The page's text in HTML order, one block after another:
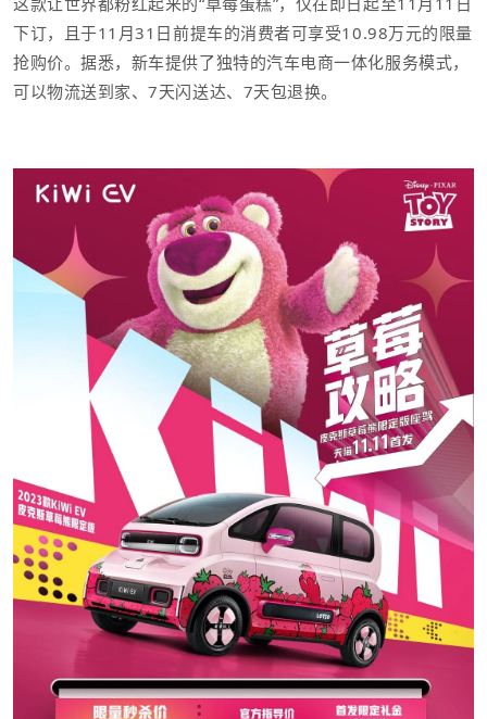
下订，且于11月31日前提车的消费者可享受10.98万元的限量
抢购价。据悉，新车提供了独特的汽车电商一体化服务模式，
可以物流送到家、7天闪送达、7天包退换。